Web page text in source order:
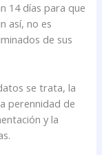
14 días para que
así, no es
de sus
se trata, la
perennidad de
y la